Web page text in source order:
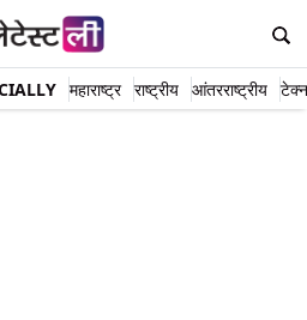
महाराष्ट्र राष्ट्रीय आंतरराष्ट्रीय